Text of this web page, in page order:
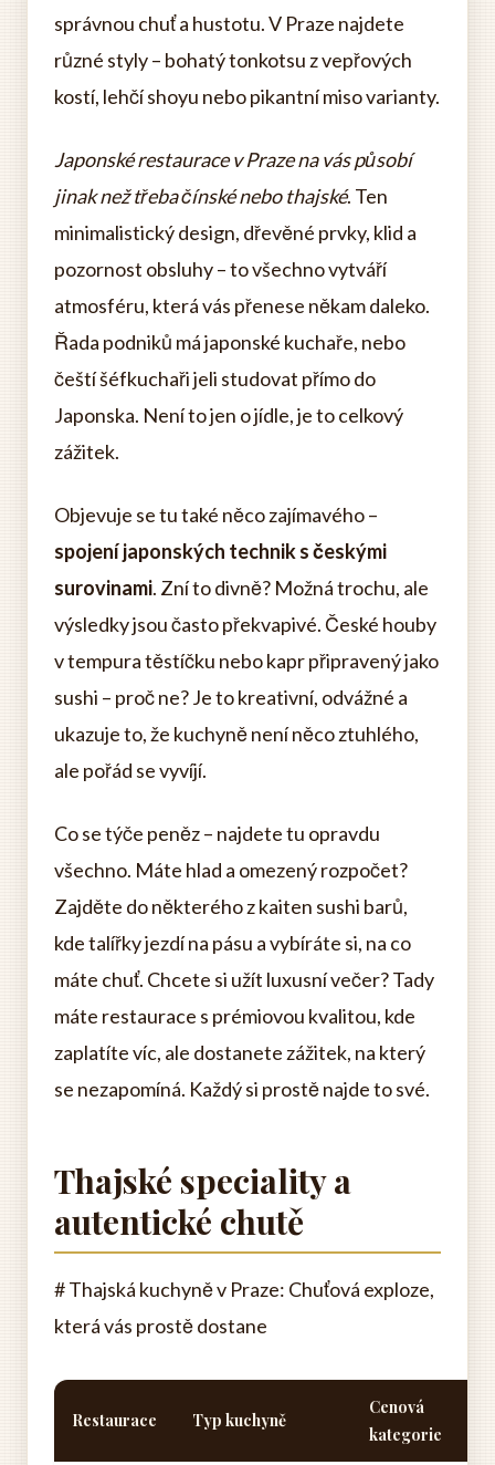
správnou chuť a hustotu. V Praze najdete
různé styly – bohatý tonkotsu z vepřových
kostí, lehčí shoyu nebo pikantní miso varianty.
Japonské restaurace v Praze na vás působí
jinak než třeba čínské nebo thajské. Ten
minimalistický design, dřevěné prvky, klid a
pozornost obsluhy – to všechno vytváří
atmosféru, která vás přenese někam daleko.
Řada podniků má japonské kuchaře, nebo
čeští šéfkuchaři jeli studovat přímo do
Japonska. Není to jen o jídle, je to celkový
zážitek.
Objevuje se tu také něco zajímavého –
spojení japonských technik s českými
surovinami. Zní to divně? Možná trochu, ale
výsledky jsou často překvapivé. České houby
v tempura těstíčku nebo kapr připravený jako
sushi – proč ne? Je to kreativní, odvážné a
ukazuje to, že kuchyně není něco ztuhlého,
ale pořád se vyvíjí.
Co se týče peněz – najdete tu opravdu
všechno. Máte hlad a omezený rozpočet?
Zajděte do některého z kaiten sushi barů,
kde talířky jezdí na pásu a vybíráte si, na co
máte chuť. Chcete si užít luxusní večer? Tady
máte restaurace s prémiovou kvalitou, kde
zaplatíte víc, ale dostanete zážitek, na který
se nezapomíná. Každý si prostě najde to své.
Thajské speciality a
autentické chutě
# Thajská kuchyně v Praze: Chuťová exploze,
která vás prostě dostane
Restaurace Typ kuchyně
Cenová
kategorie